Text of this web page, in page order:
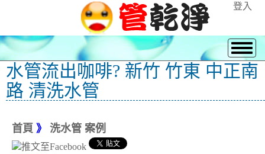
登入
水管流出咖啡? 新竹 竹東 中正南
路 清洗水管
首頁 》 洗水管 案例